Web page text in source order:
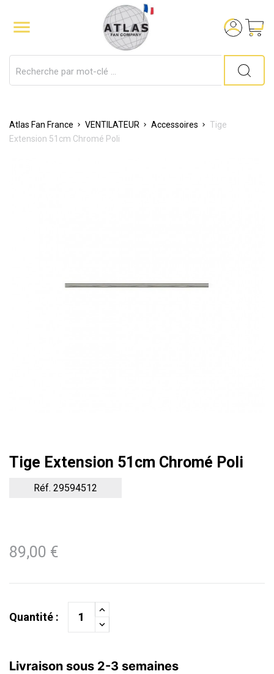

Atlas Fan France VENTILATEUR Accessoires
Tige
Extension 51cm Chromé Poli
Tige Extension 51cm Chromé Poli
Réf. 29594512
89,00 €
Quantité :
Livraison sous 2-3 semaines